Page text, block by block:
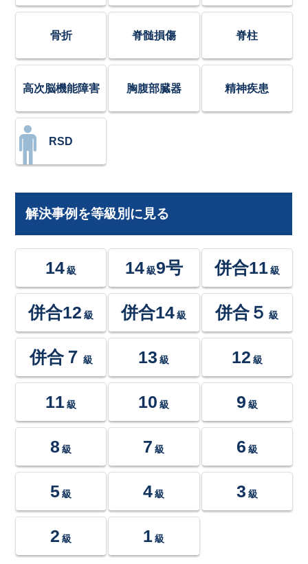
骨折 脊髄損傷 脊柱
高次脳機能障害 胸腹部臓器 精神疾患
RSD
解決事例を等級別に見る
14 級 14級9号 併合11 級
併合12 級 併合14 級 併合５ 級
併合７ 級 13 級 12 級
11 級 10 級 9 級
8 級 7 級 6 級
5 級 4 級 3 級
2 級 1 級